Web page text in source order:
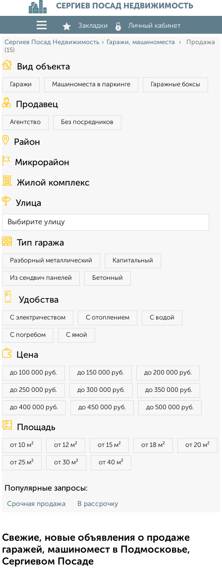
СЕРГИЕВ ПОСАД НЕДВИЖИМОСТЬ
Закладки Личный кабинет
Сергиев Посад Недвижимость Гаражи, машиноместа
Продажа
(15)
Вид объекта
Гаражи Машиноместа в паркинге Гаражные боксы
Продавец
Агентство Без посредников
Район
Микрорайон
Жилой комплекс
Улица
Тип гаража
Разборный металлический Капитальный
Из сендвич панелей Бетонный
Удобства
С электричеством С отоплением С водой
С погребом С ямой
Цена
до 100 000 руб. до 150 000 руб. до 200 000 руб.
до 250 000 руб. до 300 000 руб. до 350 000 руб.
до 400 000 руб. до 450 000 руб. до 500 000 руб.
Площадь
от 10 м² от 12 м² от 15 м² от 18 м² от 20 м²
от 25 м² от 30 м² от 40 м²
Популярные запросы:
Срочная продажа В рассрочку
Свежие, новые объявления о продаже
гаражей, машиномест в Подмосковье,
Сергиевом Посаде